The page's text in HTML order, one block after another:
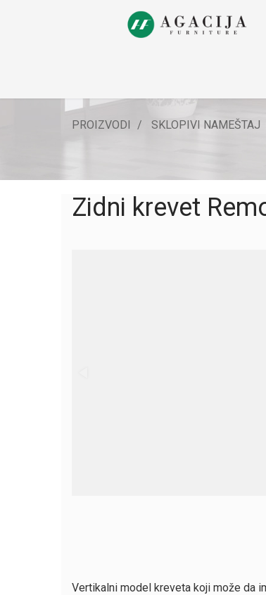
PROIZVODI SKLOPIVI NAMEŠTAJ
Zidni krevet
Vertikalni model kreveta koji može da